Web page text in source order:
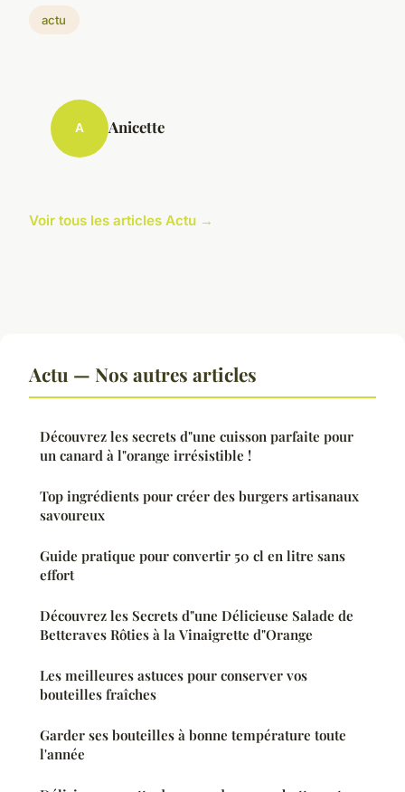
actu
A Anicette
Voir tous les articles Actu →
Actu — Nos autres articles
Découvrez les secrets d"une cuisson parfaite pour
un canard à l"orange irrésistible !
Top ingrédients pour créer des burgers artisanaux
savoureux
Guide pratique pour convertir 50 cl en litre sans
effort
Découvrez les Secrets d"une Délicieuse Salade de
Betteraves Rôties à la Vinaigrette d"Orange
Les meilleures astuces pour conserver vos
bouteilles fraîches
Garder ses bouteilles à bonne température toute
l'année